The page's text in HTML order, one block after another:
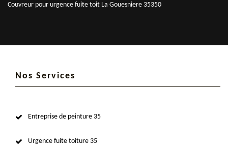
Couvreur pour urgence fuite toit La Gouesniere 35350
Nos Services
Entreprise de peinture 35
Urgence fuite toiture 35